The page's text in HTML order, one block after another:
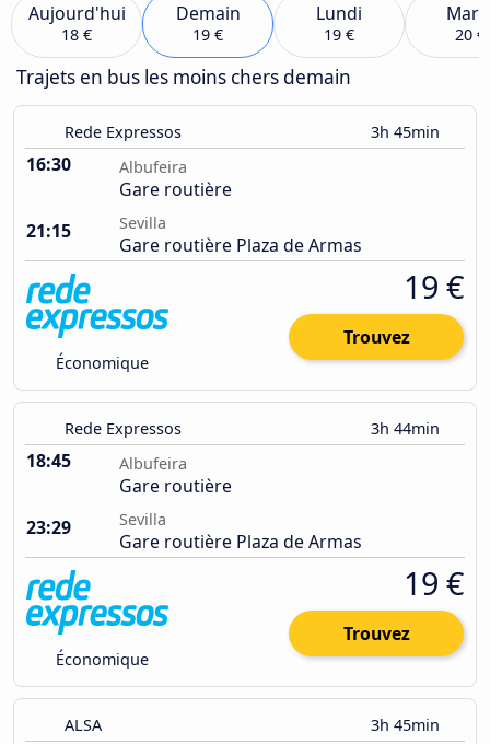
Aujourd'hui
18 €
Demain
19 €
Lundi
19 € 20 €
Trajets en bus les moins chers demain
Rede Expressos 3h 45min
16:30 Albufeira
Gare routière
21:15
Sevilla
Gare routière Plaza de Armas
Économique
19 €
Trouvez
Rede Expressos 3h 44min
18:45 Albufeira
Gare routière
23:29
Sevilla
Gare routière Plaza de Armas
Économique
19 €
Trouvez
ALSA 3h 45min